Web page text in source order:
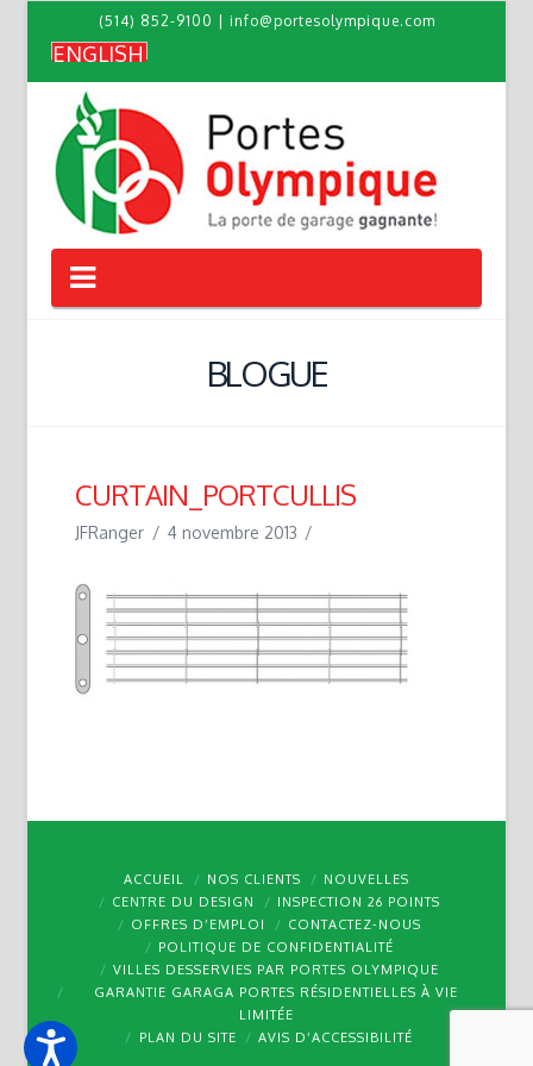
(514) 852-9100 info@portesolympique.com
ENGLISH
Navigation
BLOGUE
CURTAIN_PORTCULLIS
JFRanger 4 novembre 2013
ACCUEIL NOS CLIENTS
NOUVELLES
CENTRE DU DESIGN
INSPECTION 26 POINTS
OFFRES D’EMPLOI
CONTACTEZ-NOUS
POLITIQUE DE CONFIDENTIALITÉ
VILLES DESSERVIES PAR PORTES OLYMPIQUE
GARANTIE GARAGA PORTES RÉSIDENTIELLES À VIE
LIMITÉE
PLAN DU SITE
AVIS D’ACCESSIBILITÉ